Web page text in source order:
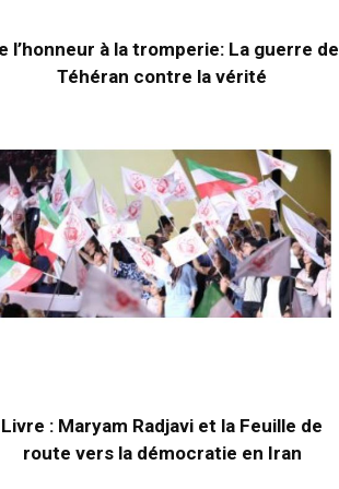
l’honneur à la tromperie: La guerre de
Téhéran contre la vérité
Livre : Maryam Radjavi et la Feuille de
route vers la démocratie en Iran